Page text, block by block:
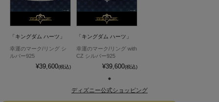
「キングダム ハーツ」
幸運のマーク/リング シ
ルバー925
¥39,600(税込)
「キングダム ハーツ」
幸運のマーク/リング with
CZ シルバー925
¥39,600(税込)
ディズニー公式ショッピング